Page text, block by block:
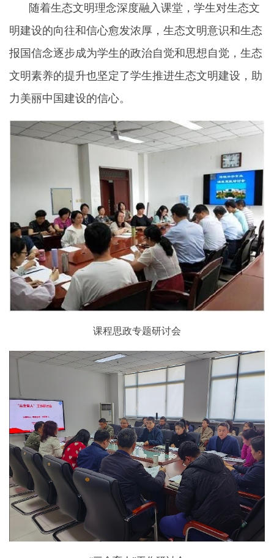
随着生态文明理念深度融入课堂，学生对生态文
明建设的向往和信心愈发浓厚，生态文明意识和生态
报国信念逐步成为学生的政治自觉和思想自觉，生态
文明素养的提升也坚定了学生推进生态文明建设，助
力美丽中国建设的信心。
课程思政专题研讨会